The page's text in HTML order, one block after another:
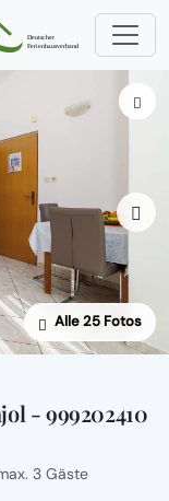
Alle 25 Fotos
- 999202410
3 Gäste